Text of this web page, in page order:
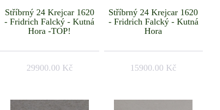
Stříbrný 24 Krejcar 1620
- Fridrich Falcký - Kutná
Hora -TOP!
29900.00 Kč
Stříbrný 24 Krejcar 1620
- Fridrich Falcký - Kutná
Hora
15900.00 Kč